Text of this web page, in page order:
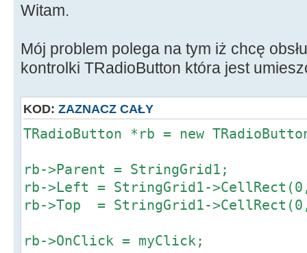
Witam.
Mój problem polega na tym iż chcę
kontrolki TRadioButton która jest
KOD: ZAZNACZ CAŁY
TRadioButton *rb = new
rb->Parent = StringGrid1;
rb->Left = StringGrid1-
rb->Top = StringGrid1-
rb->OnClick = myClick;